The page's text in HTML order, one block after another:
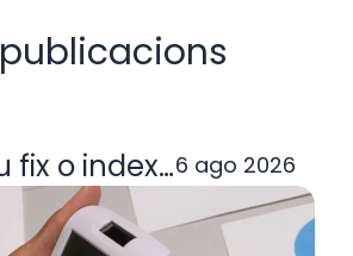
fix o indexada: quina
6 ago 2026